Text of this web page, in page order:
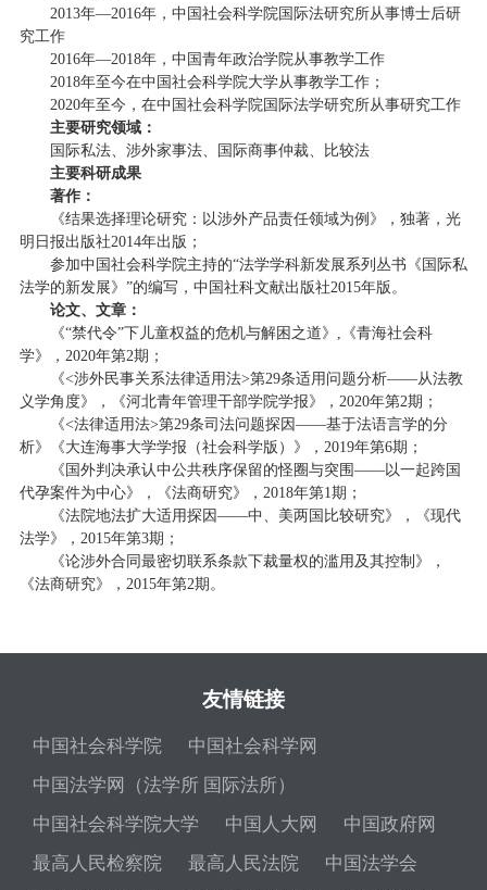
2013年—2016年，中国社会科学院国际法研究所从事博士后研
究工作
2016年—2018年，中国青年政治学院从事教学工作
2018年至今在中国社会科学院大学从事教学工作；
2020年至今，在中国社会科学院国际法学研究所从事研究工作
主要研究领域：
国际私法、涉外家事法、国际商事仲裁、比较法
主要科研成果
著作：
《结果选择理论研究：以涉外产品责任领域为例》，独著，光
明日报出版社2014年出版；
参加中国社会科学院主持的“法学学科新发展系列丛书《国际私
法学的新发展》”的编写，中国社科文献出版社2015年版。
论文、文章：
《“禁代令”下儿童权益的危机与解困之道》,《青海社会科
学》，2020年第2期；
《<涉外民事关系法律适用法>第29条适用问题分析——从法教
义学角度》，《河北青年管理干部学院学报》，2020年第2期；
《<法律适用法>第29条司法问题探因——基于法语言学的分
析》《大连海事大学学报（社会科学版）》，2019年第6期；
《国外判决承认中公共秩序保留的怪圈与突围——以一起跨国
代孕案件为中心》，《法商研究》，2018年第1期；
《法院地法扩大适用探因——中、美两国比较研究》，《现代
法学》，2015年第3期；
《论涉外合同最密切联系条款下裁量权的滥用及其控制》，
《法商研究》，2015年第2期。
友情链接
中国社会科学院
中国社会科学网
中国法学网（法学所 国际法所）
中国社会科学院大学
中国人大网
中国政府网
最高人民检察院
最高人民法院
中国法学会